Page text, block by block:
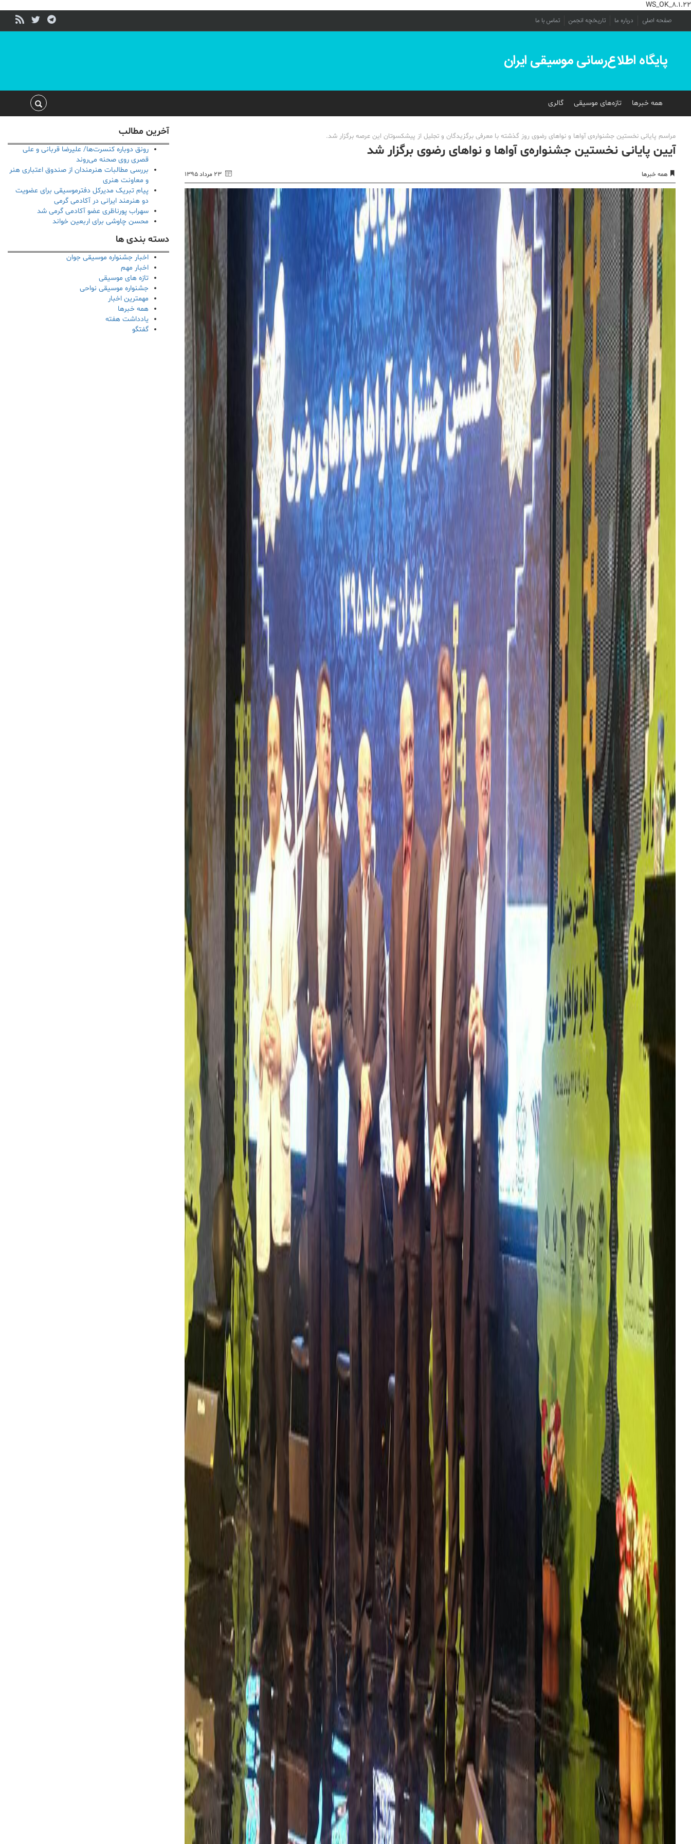
WS_OK_8.1.22
صفحه اصلی درباره ما تاریخچه انجمن تماس با ما
پایگاه اطلاع‌رسانی موسیقی ایران
همه خبرها تازه‌های موسیقی گالری
مراسم پایانی نخستین جشنواره‌ی آواها و نواهای رضوی روز گذشته با معرفی برگزیدگان و تجلیل از پیشکسوتان این عرصه برگزار شد.
آیین پایانی نخستین جشنواره‌ی آواها و نواهای رضوی برگزار شد
همه خبرها ۲۳ مرداد ۱۳۹۵
آخرین مطالب
رونق دوباره کنسرت‌ها/ علیرضا قربانی و علی
قصری روی صحنه می‌روند
بررسی مطالبات هنرمندان از صندوق اعتباری هنر
و معاونت هنری
پیام تبریک مدیرکل دفترموسیقی برای عضویت
دو هنرمند ایرانی در آکادمی گرمی
سهراب پورناظری عضو آکادمی گرمی شد
محسن چاوشی برای اربعین خواند
دسته بندی ها
اخبار جشنواره موسیقی جوان
اخبار مهم
تازه های موسیقی
جشنواره موسیقی نواحی
مهمترین اخبار
همه خبرها
یادداشت هفته
گفتگو